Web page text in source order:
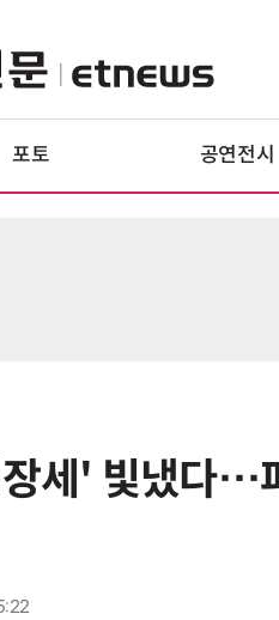
포토 공연전시
세' 빛냈다…